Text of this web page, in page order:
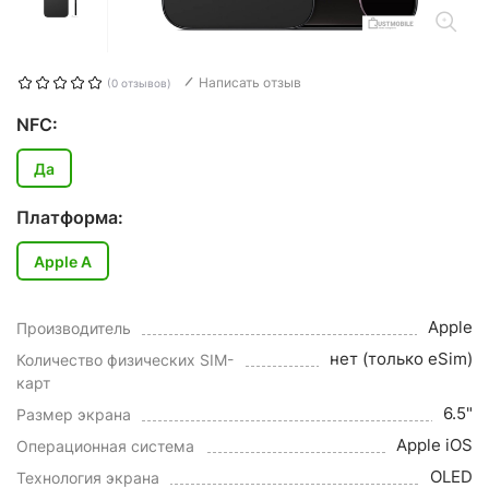
(0 отзывов) Написать отзыв
NFC:
Да
Платформа:
Apple A
Производитель Apple
Количество физических SIM-
карт
нет (только eSim)
Размер экрана 6.5"
Операционная система Apple iOS
Технология экрана OLED